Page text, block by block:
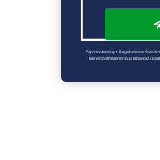
Zapoznałem się z Regulaminem
biuro@optimalenergy.pl lub w